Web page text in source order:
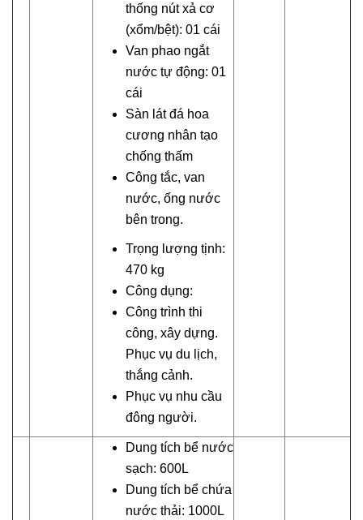
thống nút xả cơ
(xổm/bệt): 01 cái
Van phao ngắt
nước tự động: 01
cái
Sàn lát đá hoa
cương nhân tạo
chống thấm
Công tắc, van
nước, ống nước
bên trong.
Trọng lượng tịnh:
470 kg
Công dụng:
Công trình thi
công, xây dựng.
Phục vụ du lịch,
thắng cảnh.
Phục vụ nhu cầu
đông người.
Dung tích bể nước
sạch: 600L
Dung tích bể chứa
nước thải: 1000L